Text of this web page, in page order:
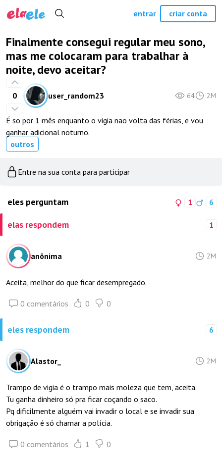
Finalmente consegui regular meu sono,
mas me colocaram para trabalhar à
noite, devo aceitar?
0 user_random23 64 2M
É so por 1 mês enquanto o vigia nao volta das férias, e vou
ganhar adicional noturno.
outros
Entre na sua conta para participar
eles perguntam 1 6
elas respondem 1
anônima 2M
Aceita, melhor do que ficar desempregado.
0 comentários 0 0
eles respondem 6
Alastor_ 2M
Trampo de vigia é o trampo mais moleza que tem, aceita.
Tu ganha dinheiro só pra ficar coçando o saco.
Pq dificilmente alguém vai invadir o local e se invadir sua
obrigação é só chamar a polícia.
0 comentários 1 0
entrar criar conta